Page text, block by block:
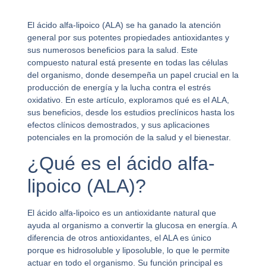
El ácido alfa-lipoico (ALA) se ha ganado la atención
general por sus potentes propiedades antioxidantes y
sus numerosos beneficios para la salud. Este
compuesto natural está presente en todas las células
del organismo, donde desempeña un papel crucial en la
producción de energía y la lucha contra el estrés
oxidativo. En este artículo, exploramos qué es el ALA,
sus beneficios, desde los estudios preclínicos hasta los
efectos clínicos demostrados, y sus aplicaciones
potenciales en la promoción de la salud y el bienestar.
¿Qué es el ácido alfa-
lipoico (ALA)?
El ácido alfa-lipoico es un antioxidante natural que
ayuda al organismo a convertir la glucosa en energía. A
diferencia de otros antioxidantes, el ALA es único
porque es hidrosoluble y liposoluble, lo que le permite
actuar en todo el organismo. Su función principal es